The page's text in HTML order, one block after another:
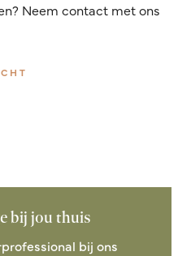
Neem contact met ons
bij jou thuis
bij ons